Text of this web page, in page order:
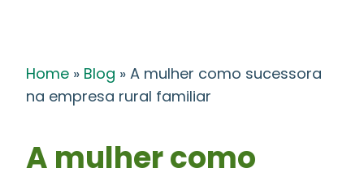
Home » Blog »A mulher como sucessora
na empresa rural familiar
A mulher como